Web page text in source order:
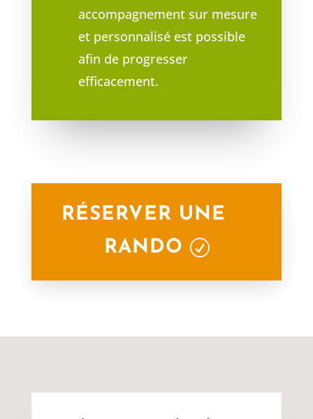
accompagnement sur mesure
et personnalisé est possible
afin de progresser
efficacement.
RÉSERVER UNE
RANDO